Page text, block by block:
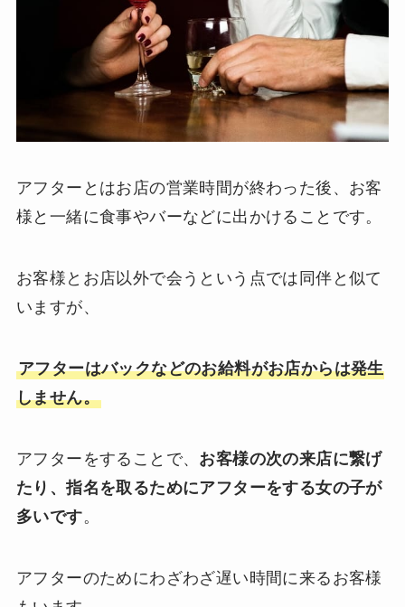
アフターとはお店の営業時間が終わった後、お客
様と一緒に食事やバーなどに出かけることです。
お客様とお店以外で会うという点では同伴と似て
いますが、
アフターはバックなどのお給料がお店からは発生
しません。
アフターをすることで、 お客様の次の来店に繋げ
たり、指名を取るためにアフターをする女の子が
多いです。
アフターのためにわざわざ遅い時間に来るお客様